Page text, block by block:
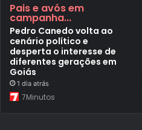
Pais e avós em
campanha...
Pedro Canedo volta ao
cenário político e
desperta o interesse de
diferentes gerações em
Goiás
1 dia atrás
7Minutos